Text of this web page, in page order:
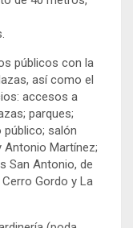
públicos con la
así como el
accesos a
parques;
salón
Martínez;
San Antonio, de
Gordo y La